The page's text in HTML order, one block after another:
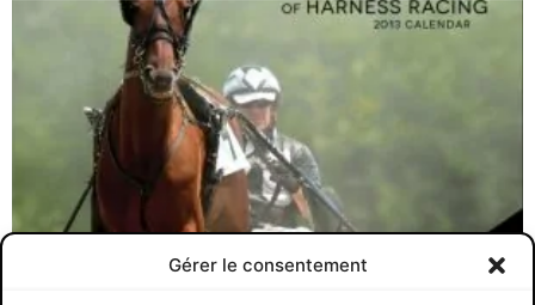
Gérer le consentement